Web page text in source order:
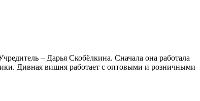
– Дарья Скобёлкина. Сначала она работала
Дивная вишня работает с оптовыми и розничными